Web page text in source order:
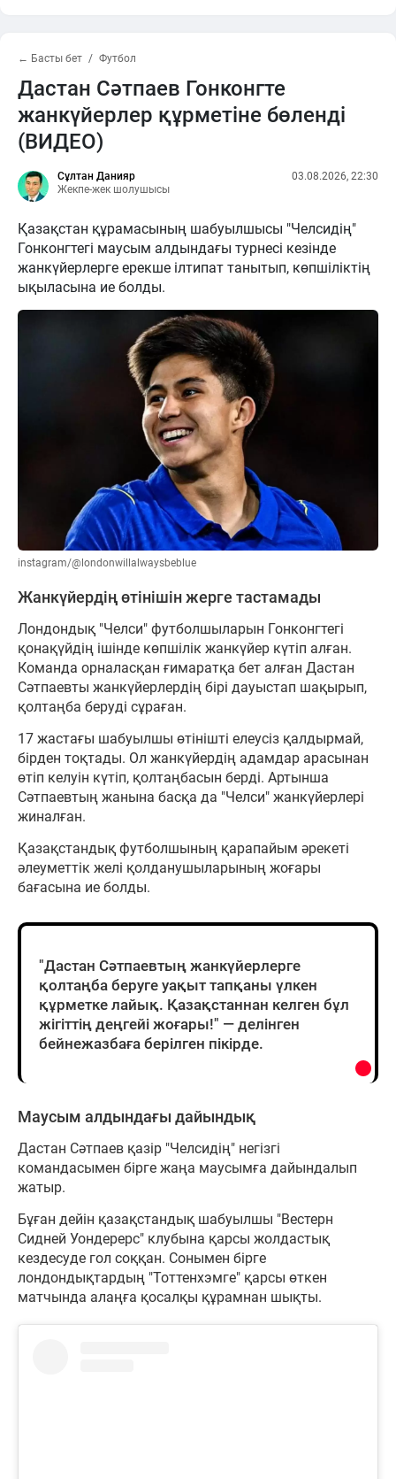
← Басты бет Футбол
Дастан Сәтпаев Гонконгте
жанкүйерлер құрметіне бөленді
(ВИДЕО)
Сұлтан Данияр
Жекпе-жек шолушысы
03.08.2026, 22:30
Қазақстан құрамасының шабуылшысы "Челсидің"
Гонконгтегі маусым алдындағы турнесі кезінде
жанкүйерлерге ерекше ілтипат танытып, көпшіліктің
ықыласына ие болды.
instagram/@londonwillalwaysbeblue
Жанкүйердің өтінішін жерге тастамады
Лондондық "Челси" футболшыларын Гонконгтегі
қонақүйдің ішінде көпшілік жанкүйер күтіп алған.
Команда орналасқан ғимаратқа бет алған Дастан
Сәтпаевты жанкүйерлердің бірі дауыстап шақырып,
қолтаңба беруді сұраған.
17 жастағы шабуылшы өтінішті елеусіз қалдырмай,
бірден тоқтады. Ол жанкүйердің адамдар арасынан
өтіп келуін күтіп, қолтаңбасын берді. Артынша
Сәтпаевтың жанына басқа да "Челси" жанкүйерлері
жиналған.
Қазақстандық футболшының қарапайым әрекеті
әлеуметтік желі қолданушыларының жоғары
бағасына ие болды.
"Дастан Сәтпаевтың жанкүйерлерге
қолтаңба беруге уақыт тапқаны үлкен
құрметке лайық. Қазақстаннан келген бұл
жігіттің деңгейі жоғары!" — делінген
бейнежазбаға берілген пікірде.
Маусым алдындағы дайындық
Дастан Сәтпаев қазір "Челсидің" негізгі
командасымен бірге жаңа маусымға дайындалып
жатыр.
Бұған дейін қазақстандық шабуылшы "Вестерн
Сидней Уондерерс" клубына қарсы жолдастық
кездесуде гол соққан. Сонымен бірге
лондондықтардың "Тоттенхэмге" қарсы өткен
матчында алаңға қосалқы құрамнан шықты.